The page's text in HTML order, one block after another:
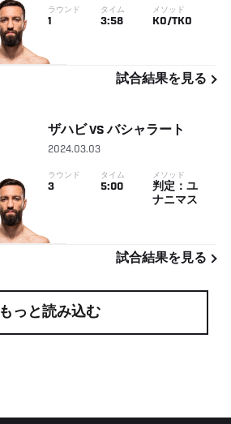
ラウンド
1
タイム
3:58
メソッド
KO/TKO
試合結果を見る
ザハビ VS バシャラート
2024.03.03
ラウンド
3
タイム
5:00
メソッド
判定：ユ
ナニマス
試合結果を見る
もっと読み込む